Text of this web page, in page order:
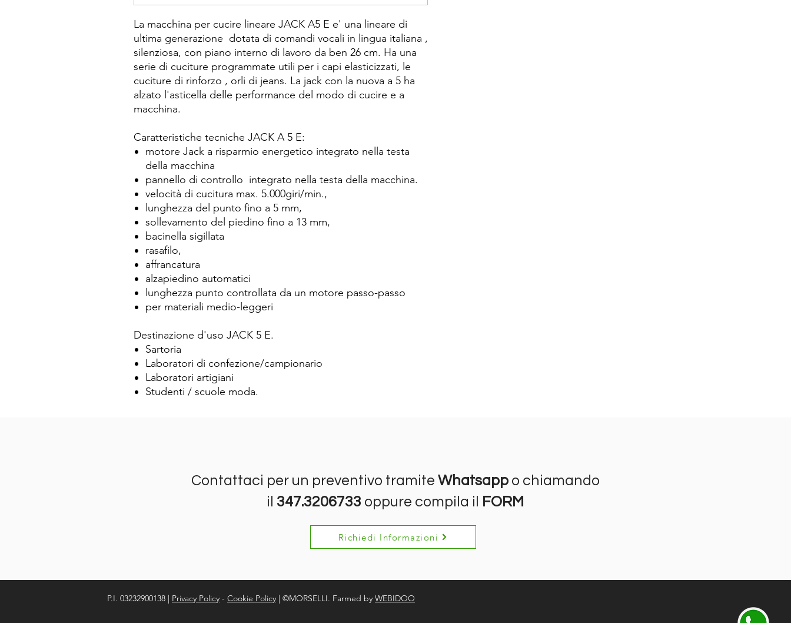
La macchina per cucire lineare JACK A5 E e' una lineare di
ultima generazione dotata di comandi vocali in lingua italiana ,
silenziosa, con piano interno di lavoro da ben 26 cm. Ha una
serie di cuciture programmate utili per i capi elasticizzati, le
cuciture di rinforzo , orli di jeans. La jack con la nuova a 5 ha
alzato l'asticella delle performance del modo di cucire e a
macchina.
Caratteristiche tecniche JACK A 5 E:
motore Jack a risparmio energetico integrato nella testa
della macchina
pannello di controllo integrato nella testa della macchina.
velocità di cucitura max. 5.000giri/min.,
lunghezza del punto fino a 5 mm,
sollevamento del piedino fino a 13 mm,
bacinella sigillata
rasafilo,
affrancatura
alzapiedino automatici
lunghezza punto controllata da un motore passo-passo
per materiali medio-leggeri
Destinazione d'uso JACK 5 E.
Sartoria
Laboratori di confezione/campionario
Laboratori artigiani
Studenti / scuole moda.
Contattaci per un preventivo tramite Whatsapp o chiamando
il 347.3206733 oppure compila il FORM
Richiedi Informazioni
P.I. 03232900138 | Privacy Policy - Cookie Policy | ©MORSELLI. Farmed by WEBIDOO